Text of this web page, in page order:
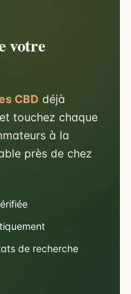
votre
CBD déjà
touchez chaque
à la
près de chez
de recherche